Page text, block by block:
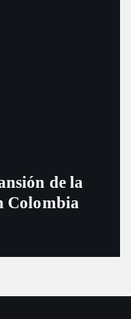
de la
Colombia